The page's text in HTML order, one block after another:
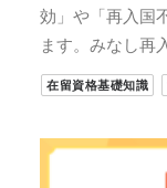
効」や「再入国
ます。みなし再
在留資格基礎知識